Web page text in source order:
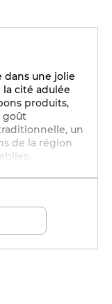
dans une jolie
cité adulée
produits,
goût
un
de la région